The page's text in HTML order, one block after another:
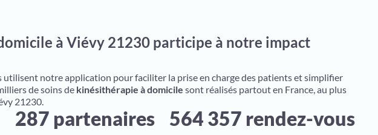
à Viévy 21230 participe à notre impact
utilisent notre application pour faciliter la prise en charge des patients et simplifier
de soins de kinésithérapie à domicile sont réalisés partout en France, au plus
21230.
287 partenaires 564 357 rendez-vous